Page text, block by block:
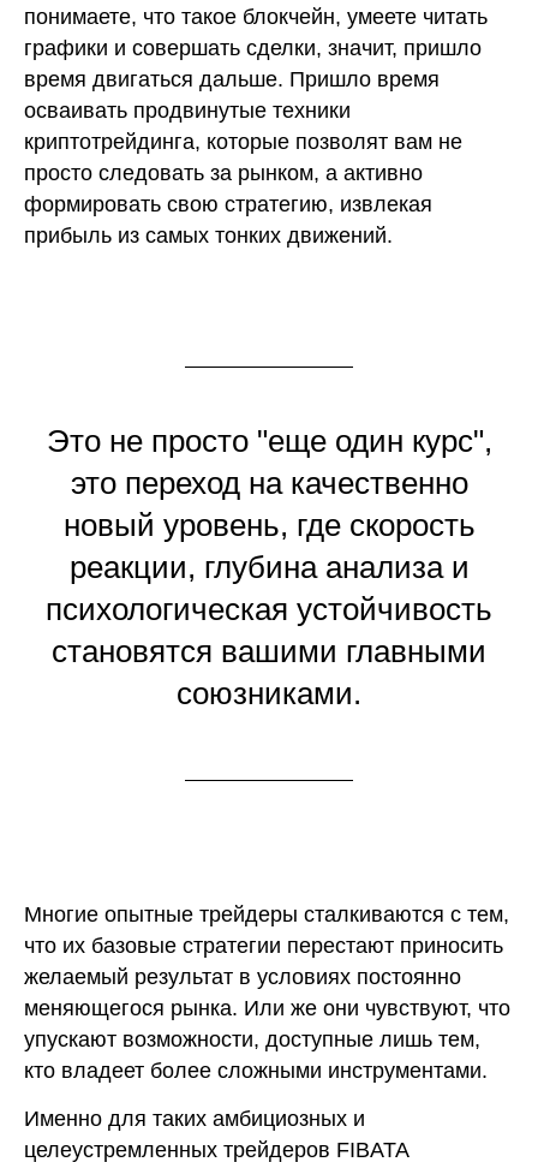
понимаете, что такое блокчейн, умеете читать
графики и совершать сделки, значит, пришло
время двигаться дальше. Пришло время
осваивать продвинутые техники
криптотрейдинга, которые позволят вам не
просто следовать за рынком, а активно
формировать свою стратегию, извлекая
прибыль из самых тонких движений.
Это не просто "еще один курс",
это переход на качественно
новый уровень, где скорость
реакции, глубина анализа и
психологическая устойчивость
становятся вашими главными
союзниками.
Многие опытные трейдеры сталкиваются с тем,
что их базовые стратегии перестают приносить
желаемый результат в условиях постоянно
меняющегося рынка. Или же они чувствуют, что
упускают возможности, доступные лишь тем,
кто владеет более сложными инструментами.
Именно для таких амбициозных и
целеустремленных трейдеров FIBATA